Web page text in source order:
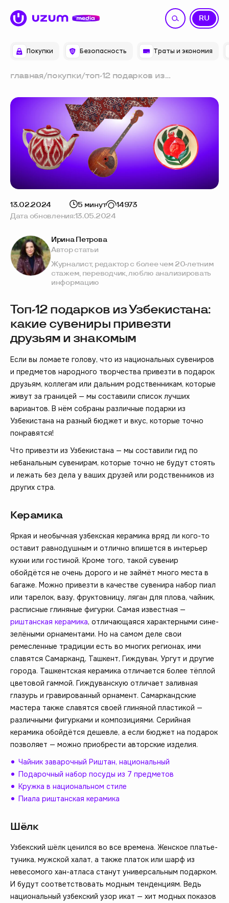
Покупки Безопасность Траты и экономия
RU
UZ
главная/покупки/топ-12 подарков из
привезти друзьям и знакомым
13.02.2024 5 минут
14973
Дата обновления:13.05.2024
Топ-12 подарков из Узбекистана:
какие сувениры привезти
друзьям и знакомым
Если вы ломаете голову, что из национальных сувениров
и предметов народного творчества привезти в подарок
друзьям, коллегам или дальним родственникам, которые
живут за границей — мы составили список лучших
вариантов. В нём собраны различные подарки из
Узбекистана на разный бюджет и вкус, которые точно
понравятся!
Что привезти из Узбекистана — мы составили гид по
небанальным сувенирам, которые точно не будут стоять
и лежать без дела у ваших друзей или родственников из
других стра.
Керамика
Яркая и необычная узбекская керамика вряд ли кого-то
оставит равнодушным и отлично впишется в интерьер
кухни или гостиной. Кроме того, такой сувенир
обойдётся не очень дорого и не займёт много места в
багаже. Можно привезти в качестве сувенира набор пиал
или тарелок, вазу, фруктовницу, ляган для плова, чайник,
расписные глиняные фигурки. Самая известная —
риштанская керамика, отличающаяся характерными сине-
зелёными орнаментами. Но на самом деле свои
ремесленные традиции есть во многих регионах, ими
славятся Самарканд, Ташкент, Гиждуван, Ургут и другие
города. Ташкентская керамика отличается более тёплой
цветовой гаммой. Гиждуванскую отличает заливная
глазурь и гравированный орнамент. Самаркандские
мастера также славятся своей глиняной пластикой —
различными фигурками и композициями. Серийная
керамика обойдётся дешевле, а если бюджет на подарок
позволяет — можно приобрести авторские изделия.
Чайник заварочный Риштан, национальный
Подарочный набор посуды из 7 предметов
Кружка в национальном стиле
Пиала риштанская керамика
Шёлк
Узбекский шёлк ценился во все времена. Женское платье-
туника, мужской халат, а также платок или шарф из
невесомого хан-атласа станут универсальным подарком.
И будут соответствовать модным тенденциям. Ведь
национальный узбекский узор икат — хит модных показов
Ирина Петрова
Автор статьи
Журналист, редактор с более чем 20-летним
стажем, переводчик, люблю анализировать
информацию